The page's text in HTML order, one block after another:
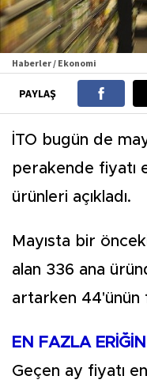
Haberler / Ekonomi
PAYLAŞ
İTO bugün de
perakende fiyatı
ürünleri açıkladı.
Mayısta bir
alan 336 ana
artarken 44'ünün
EN FAZLA
Geçen ay fiyatı